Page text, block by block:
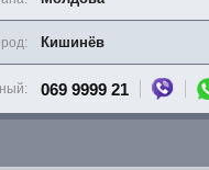
Кишинёв
069 9999 21